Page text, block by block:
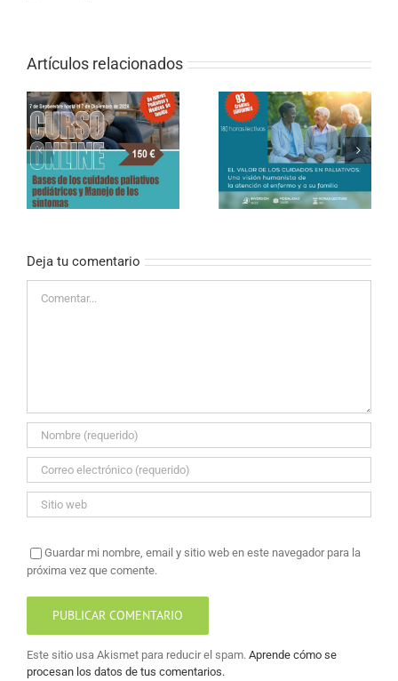
Artículos relacionados
CURSO ONLINE DE
PALIATIVOS SIN
FRONTERAS «EL
VALOR DE LOS
CUIDADOS EN
PALIATIVOS»
CURSO ONLINE (SEMI-
PRESENCIAL) – El valor
de los cuidados en
paliativos
Deja tu comentario
Guardar mi nombre, email y sitio web en este navegador para la
próxima vez que comente.
Este sitio usa Akismet para reducir el spam. Aprende cómo se
procesan los datos de tus comentarios.